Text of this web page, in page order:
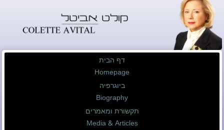
דף הבית
Homepage
ביוגרפיה
Biography
תקשורת ומאמרים
Media & Articles